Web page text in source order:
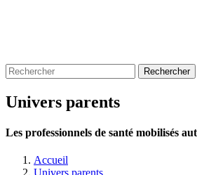
Univers parents
Les professionnels de santé mobilisés
Accueil